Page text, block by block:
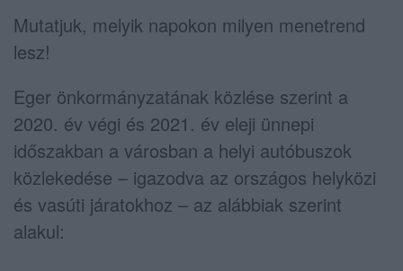
Mutatjuk, melyik napokon milyen menetrend
lesz!
Eger önkormányzatának közlése szerint a
2020. év végi és 2021. év eleji ünnepi
időszakban a városban a helyi autóbuszok
közlekedése – igazodva az országos helyközi
és vasúti járatokhoz – az alábbiak szerint
alakul: